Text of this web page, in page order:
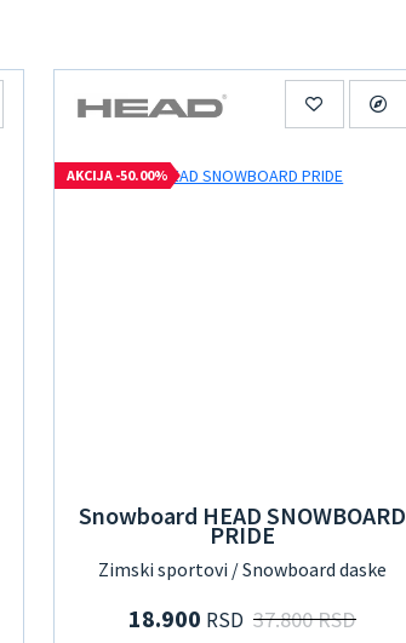
AKCIJA -50.00%
Snowboard HEAD SNOWBOARD
PRIDE
Zimski sportovi / Snowboard daske
18.900 RSD 37.800 RSD